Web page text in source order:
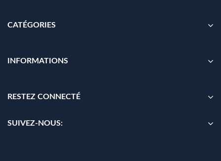
CATÉGORIES
INFORMATIONS
RESTEZ CONNECTÉ
SUIVEZ-NOUS: